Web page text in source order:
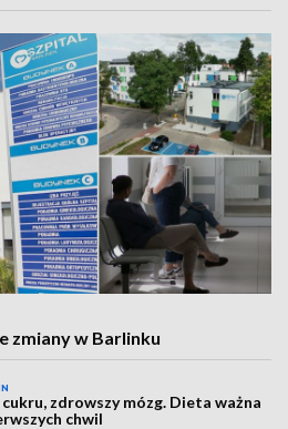
zmiany w Barlinku
zdrowszy mózg. Dieta ważna
chwil